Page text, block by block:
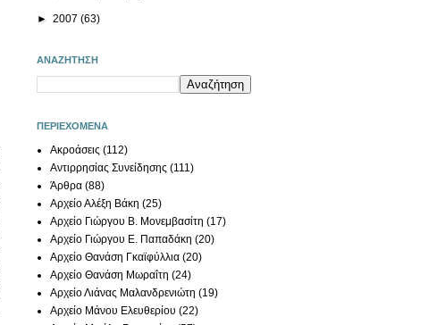
► 2007 (63)
ΑΝΑΖΗΤΗΣΗ
ΠΕΡΙΕΧΟΜΕΝΑ
Ακροάσεις (112)
Αντιρρησίας Συνείδησης (111)
Άρθρα (88)
Αρχείο Αλέξη Βάκη (25)
Αρχείο Γιώργου Β. Μονεμβασίτη (17)
Αρχείο Γιώργου Ε. Παπαδάκη (20)
Αρχείο Θανάση Γκαϊφύλλια (20)
Αρχείο Θανάση Μωραΐτη (24)
Αρχείο Λιάνας Μαλανδρενιώτη (19)
Αρχείο Μάνου Ελευθερίου (22)